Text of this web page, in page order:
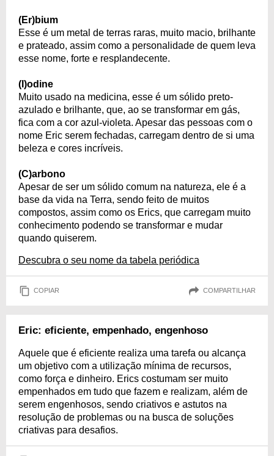
(Er)bium
Esse é um metal de terras raras, muito macio, brilhante
e prateado, assim como a personalidade de quem leva
esse nome, forte e resplandecente.
(I)odine
Muito usado na medicina, esse é um sólido preto-
azulado e brilhante, que, ao se transformar em gás,
fica com a cor azul-violeta. Apesar das pessoas com o
nome Eric serem fechadas, carregam dentro de si uma
beleza e cores incríveis.
(C)arbono
Apesar de ser um sólido comum na natureza, ele é a
base da vida na Terra, sendo feito de muitos
compostos, assim como os Erics, que carregam muito
conhecimento podendo se transformar e mudar
quando quiserem.
Descubra o seu nome da tabela periódica
COPIAR COMPARTILHAR
Eric: eficiente, empenhado, engenhoso
Aquele que é eficiente realiza uma tarefa ou alcança
um objetivo com a utilização mínima de recursos,
como força e dinheiro. Erics costumam ser muito
empenhados em tudo que fazem e realizam, além de
serem engenhosos, sendo criativos e astutos na
resolução de problemas ou na busca de soluções
criativas para desafios.